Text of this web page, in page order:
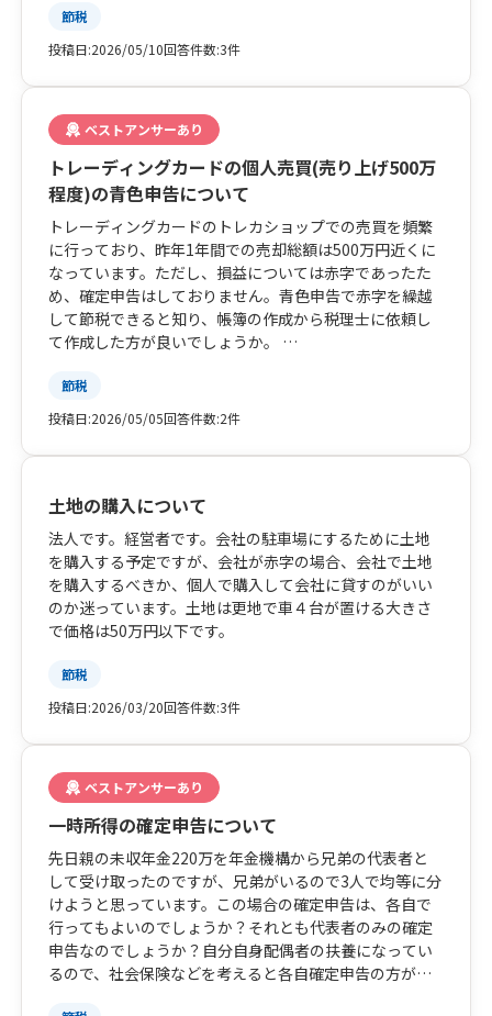
節税
投稿日:2026/05/10回答件数:3件
ベストアンサーあり
トレーディングカードの個人売買(売り上げ500万
程度)の青色申告について
トレーディングカードのトレカショップでの売買を頻繁
に行っており、昨年1年間での売却総額は500万円近くに
なっています。ただし、損益については赤字であったた
め、確定申告はしておりません。青色申告で赤字を繰越
して節税できると知り、帳簿の作成から税理士に依頼し
て作成した方が良いでしょうか。
ってしまうリスクはありますか。
節税
投稿日:2026/05/05回答件数:2件
土地の購入について
法人です。経営者です。会社の駐車場にするために土地
を購入する予定ですが、会社が赤字の場合、会社で土地
を購入するべきか、個人で購入して会社に貸すのがいい
のか迷っています。土地は更地で車４台が置ける大きさ
で価格は50万円以下です。
節税
投稿日:2026/03/20回答件数:3件
ベストアンサーあり
一時所得の確定申告について
先日親の未収年金220万を年金機構から兄弟の代表者と
して受け取ったのですが、兄弟がいるので3人で均等に分
けようと思っています。この場合の確定申告は、各自で
行ってもよいのでしょうか？それとも代表者のみの確定
申告なのでしょうか？自分自身配偶者の扶養になってい
るので、社会保険などを考えると各自確定申告の方がよ